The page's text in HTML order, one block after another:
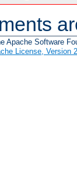
Apache Software
License, Version